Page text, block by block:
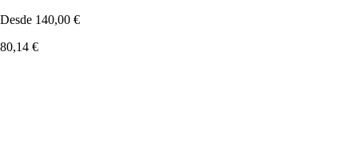
Desde 140,00 €
80,14 €